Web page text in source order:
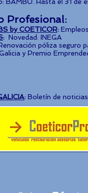
Profesional:
by COETICOR:
: Novedad: INEGA
póliza seguro
y Premio
: Boletín de